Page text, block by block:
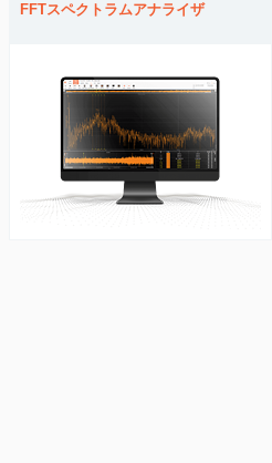
FFTスペクトラムアナライザ